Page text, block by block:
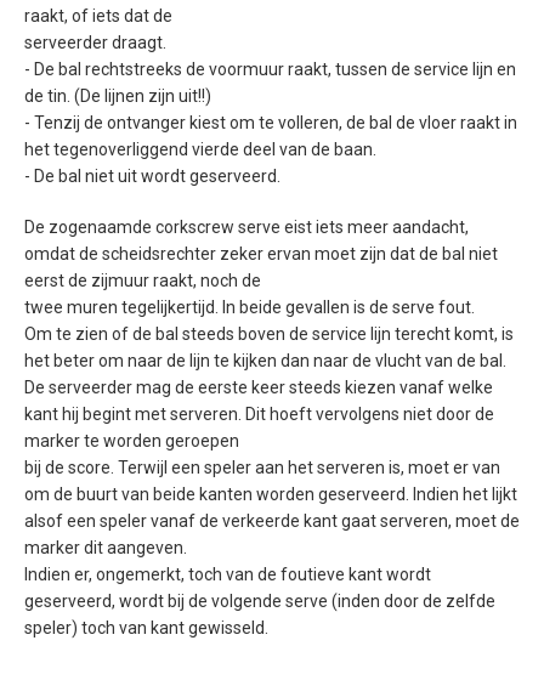
raakt, of iets dat de
serveerder draagt.
- De bal rechtstreeks de voormuur raakt, tussen de service lijn en
de tin. (De lijnen zijn uit!!)
- Tenzij de ontvanger kiest om te volleren, de bal de vloer raakt in
het tegenoverliggend vierde deel van de baan.
- De bal niet uit wordt geserveerd.
De zogenaamde corkscrew serve eist iets meer aandacht,
omdat de scheidsrechter zeker ervan moet zijn dat de bal niet
eerst de zijmuur raakt, noch de
twee muren tegelijkertijd. In beide gevallen is de serve fout.
Om te zien of de bal steeds boven de service lijn terecht komt, is
het beter om naar de lijn te kijken dan naar de vlucht van de bal.
De serveerder mag de eerste keer steeds kiezen vanaf welke
kant hij begint met serveren. Dit hoeft vervolgens niet door de
marker te worden geroepen
bij de score. Terwijl een speler aan het serveren is, moet er van
om de buurt van beide kanten worden geserveerd. Indien het lijkt
alsof een speler vanaf de verkeerde kant gaat serveren, moet de
marker dit aangeven.
Indien er, ongemerkt, toch van de foutieve kant wordt
geserveerd, wordt bij de volgende serve (inden door de zelfde
speler) toch van kant gewisseld.